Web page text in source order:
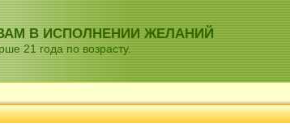
В ИСПОЛНЕНИИ ЖЕЛАНИЙ
21 года по возрасту.